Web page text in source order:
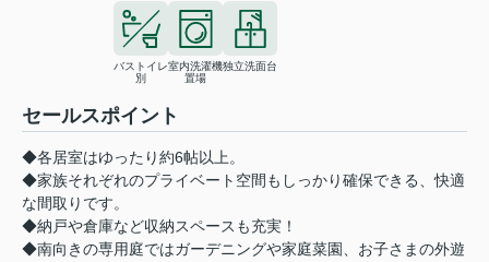
バストイレ
別
室内洗濯機
置場
独立洗面台
セールスポイント
◆各居室はゆったり約6帖以上。
◆家族それぞれのプライベート空間もしっかり確保できる、快適
な間取りです。
◆納戸や倉庫など収納スペースも充実！
◆南向きの専用庭ではガーデニングや家庭菜園、お子さまの外遊